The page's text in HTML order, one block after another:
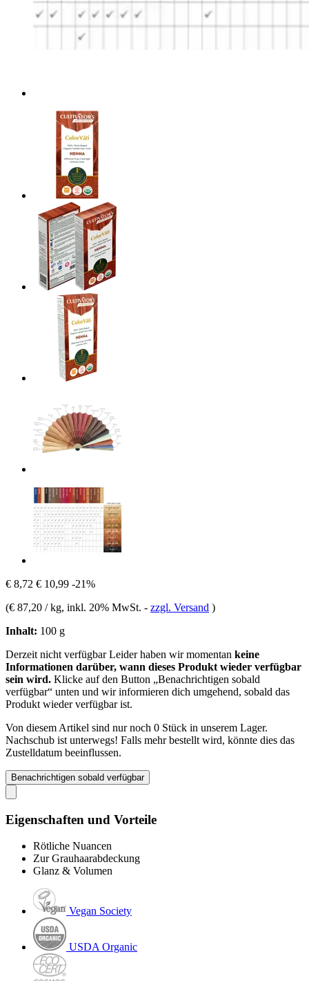
€ 8,72 € 10,99 -21%
(€ 87,20 / kg, inkl. 20% MwSt. - zzgl. Versand )
Inhalt: 100 g
Derzeit nicht verfügbarLeider haben wir momentan keine
Informationen darüber, wann dieses Produkt wieder verfügbar
sein wird. Klicke auf den Button „Benachrichtigen sobald
verfügbar“ unten und wir informieren dich umgehend, sobald das
Produkt wieder verfügbar ist.
Von diesem Artikel sind nur noch 0 Stück in unserem Lager.
Nachschub ist unterwegs! Falls mehr bestellt wird, könnte dies das
Zustelldatum beeinflussen.
Benachrichtigen sobald verfügbar
Eigenschaften und Vorteile
Rötliche Nuancen
Zur Grauhaarabdeckung
Glanz & Volumen
Vegan Society
USDA Organic